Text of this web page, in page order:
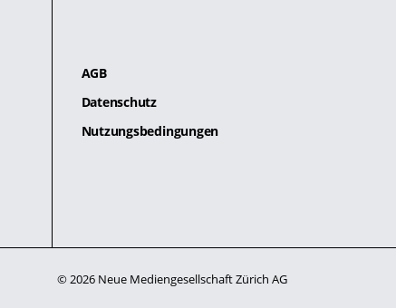
AGB
Datenschutz
Nutzungsbedingungen
© 2026 Neue Mediengesellschaft Zürich AG